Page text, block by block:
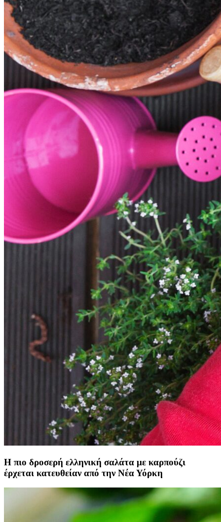
Η πιο δροσερή ελληνική σαλάτα με καρπούζι
έρχεται κατευθείαν από την Νέα Υόρκη